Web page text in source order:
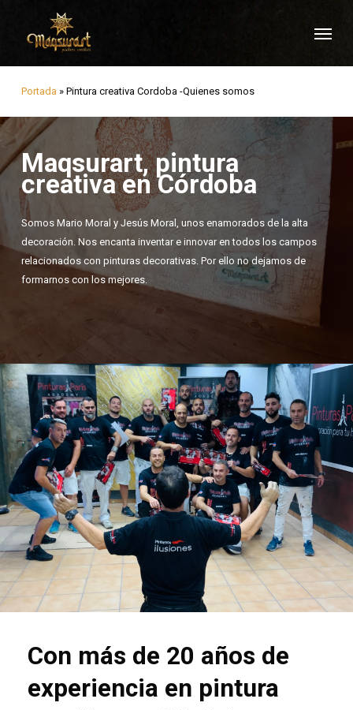
content
Portada » Pintura creativa Cordoba -Quienes somos
Maqsurart, pintura
creativa en Córdoba
Somos Mario Moral y Jesús Moral, unos enamorados de la alta
decoración. Nos encanta inventar e innovar en todos los campos
relacionados con pinturas decorativas. Por ello no dejamos de
formarnos con los mejores.
Con más de 20 años de
experiencia en pintura